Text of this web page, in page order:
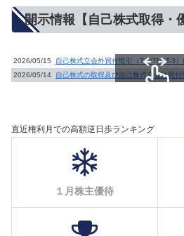
開示情報【自己株式取得・
2026/05/15
自己株式立会外買付取引（ToSTNeT-3
2026/05/14
自己株式の取得及び自己株式立会外買
直近権利月での高額逆日歩ランキング
１月株主優待